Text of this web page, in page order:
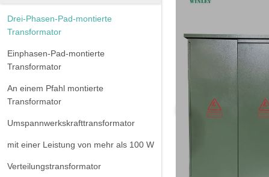
Drei-Phasen-Pad-montierte
Transformator
Einphasen-Pad-montierte
Transformator
An einem Pfahl montierte
Transformator
Umspannwerkskrafttransformator
mit einer Leistung von mehr als 100 W
Verteilungstransformator